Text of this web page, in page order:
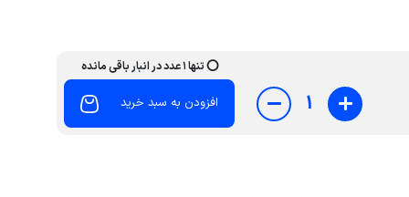
1
⭕ ️تنها ۱ عدد در انبار باقی مانده
افزودن به سبد خرید